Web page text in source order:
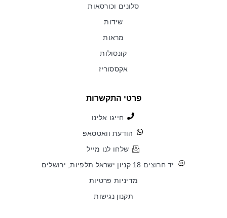
סלונים וכורסאות
שידות
מראות
קונסולות
אקססוריז
פרטי התקשרות
חייגו אלינו
הודעת וואטסאפ
שלחו לנו מייל
יד חרוצים 18 קניון ישראל תלפיות, ירושלים
מדיניות פרטיות
תקנון נגישות